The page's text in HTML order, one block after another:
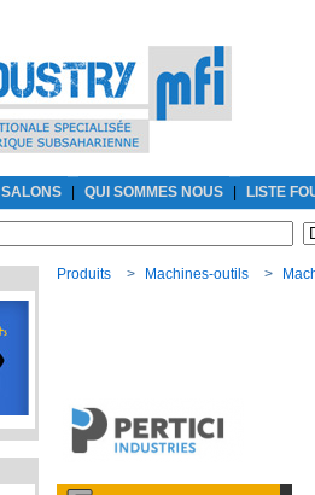
SALONS QUI SOMMES NOUS LISTE
Produits > Machines-outils >